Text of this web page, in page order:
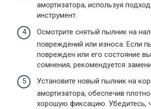
амортизатора, используя
инструмент.
Осмотрите снятый пылник на
повреждений или износа. Если
поврежден или его состояние
сомнения, рекомендуется
Установите новый пылник на
амортизатора, обеспечив
хорошую фиксацию. Убедитесь,